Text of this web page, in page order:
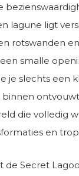
lagune ligt
rotswanden
smalle
je slechts een
die volledig
en
de Secret